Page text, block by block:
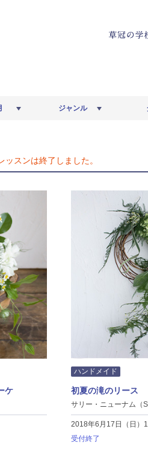
ジャンル
ッスンは終了しました。
ケ
ハンドメイド
初夏の滝のリース
サリー・ニューナム（
2018年6月17日（日）
受付終了